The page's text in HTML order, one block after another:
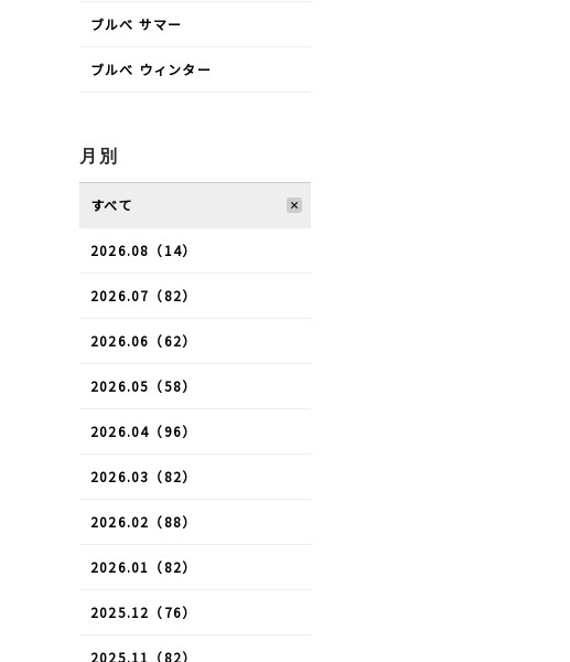
ブルべ サマー
ブルべ ウィンター
月別
すべて
2026.08（14）
2026.07（82）
2026.06（62）
2026.05（58）
2026.04（96）
2026.03（82）
2026.02（88）
2026.01（82）
2025.12（76）
2025.11（82）